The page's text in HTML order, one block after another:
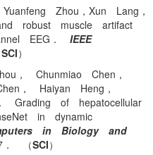
Yuanfeng Zhou ， Xun Lang ，
robust muscle artifact
EEG． IEEE
SCI）
， Chunmiao Chen，
， Haiyan Heng，
． Grading of hepatocellular
in dynamic
in Biology and
． （SCI）